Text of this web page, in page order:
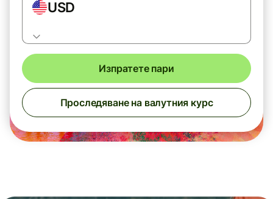
USD
Изпратете пари
Проследяване на валутния курс